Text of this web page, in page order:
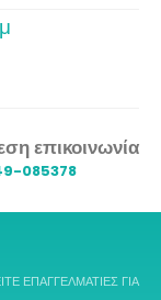
επικοινωνία
085378
ΕΠΑΓΓΕΛΜΑΤΊΕΣ ΓΙΑ